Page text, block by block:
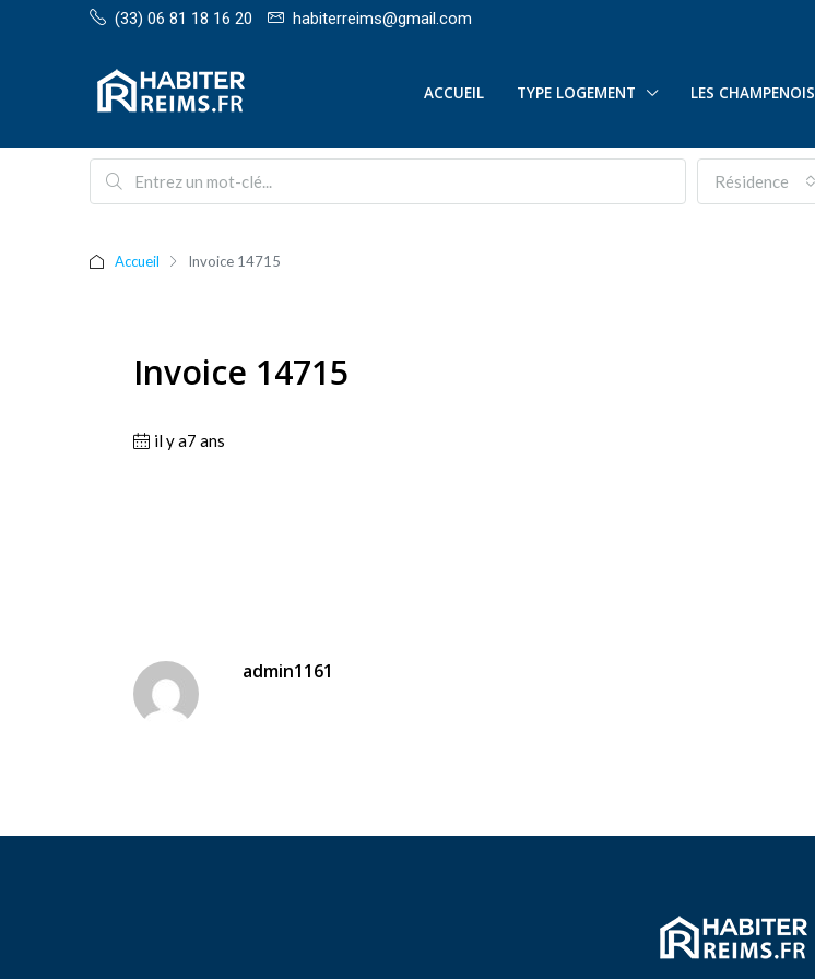
(33) 06 81 18 16 20 habiterreims@gmail.com
ACCUEIL TYPE LOGEMENT LES CHAMPENOIS
Résidence
Accueil Invoice 14715
Invoice 14715
il y a7 ans
admin1161